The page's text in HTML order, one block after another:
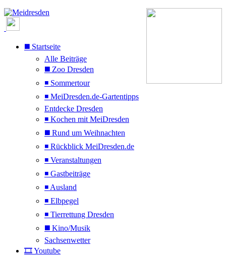
◼️ Startseite
Alle Beiträge
◼️ Zoo Dresden
◾ Sommertour
◾ MeiDresden.de-Gartentipps
Entdecke Dresden
◾ Kochen mit MeiDresden
◼️ Rund um Weihnachten
◾ Rückblick MeiDresden.de
◾ Veranstaltungen
◾ Gastbeiträge
◾ Ausland
◾ Elbpegel
◾ Tierrettung Dresden
◼️ Kino/Musik
Sachsenwetter
🎞️ Youtube